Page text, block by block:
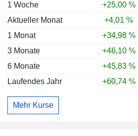
1 Woche
+25,00 %
Aktueller Monat
+4,01 %
1 Monat
+34,98 %
3 Monate
+46,10 %
6 Monate
+45,83 %
Laufendes Jahr
+60,74 %
Mehr Kurse